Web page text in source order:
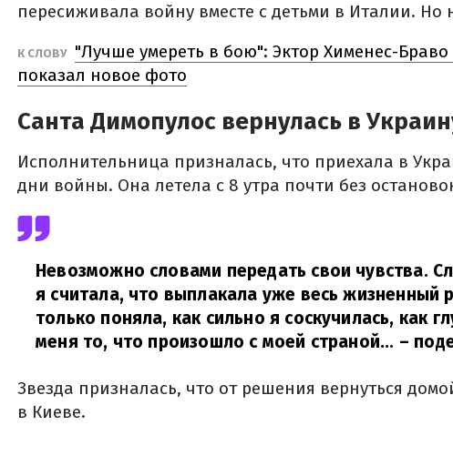
пересиживала войну вместе с детьми в Италии. Но
К СЛОВУ "Лучше умереть в бою": Эктор Хименес-
показал новое фото
Санта Димопулос вернулась в
Исполнительница призналась, что приехала в
дни войны. Она летела с 8 утра почти без
Невозможно словами передать свои чувства.
я считала, что выплакала уже весь жизненный
только поняла, как сильно я соскучилась, как
меня то, что произошло с моей страной... –
Звезда призналась, что от решения вернуться
в Киеве.